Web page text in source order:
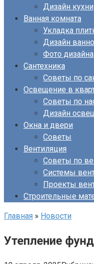
Дизайн кухни
Ванная комната
Укладка
Дизайн
Фото
Сантехника
Советы по
Освещение в
Советы по
Дизайн
Окна и двери
Советы
Вентиляция
Советы по
Системы
Проекты
Строительные
Главная » Новости
Утепление